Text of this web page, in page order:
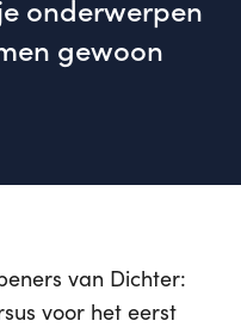
onderwerpen
gewoon
van Dichter:
voor het eerst